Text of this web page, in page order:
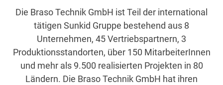
Die Braso Technik GmbH ist Teil der international
tätigen Sunkid Gruppe bestehend aus 8
Unternehmen, 45 Vertriebspartnern, 3
Produktionsstandorten, über 150 MitarbeiterInnen
und mehr als 9.500 realisierten Projekten in 80
Ländern. Die Braso Technik GmbH hat ihren